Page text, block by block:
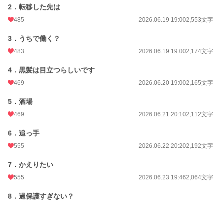
累計ポイント 168,863 pt (22,237 位)
2．転移した先は
485 2026.06.19 19:002,553文字
3．うちで働く？
483 2026.06.19 19:002,174文字
4．黒髪は目立つらしいです
469 2026.06.20 19:002,165文字
5．酒場
469 2026.06.21 20:102,112文字
6．追っ手
555 2026.06.22 20:202,192文字
7．かえりたい
555 2026.06.23 19:462,064文字
8．過保護すぎない？